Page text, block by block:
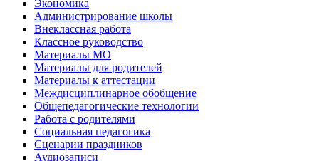
Экономика
Администрирование школы
Внеклассная работа
Классное руководство
Материалы МО
Материалы для родителей
Материалы к аттестации
Междисциплинарное обобщение
Общепедагогические технологии
Работа с родителями
Социальная педагогика
Сценарии праздников
Аудиозаписи